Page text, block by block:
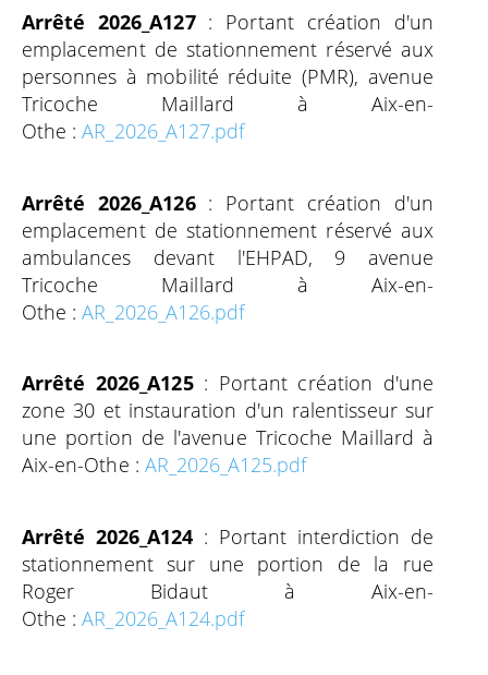
Arrêté 2026_A127: Portant création d'un
emplacement de stationnement réservé aux
personnes à mobilité réduite (PMR), avenue
Tricoche Maillard à Aix-en-
Othe :AR_2026_A127.pdf
Arrêté 2026_A126: Portant création d'un
emplacement de stationnement réservé aux
ambulances devant l'EHPAD, 9 avenue
Tricoche Maillard à Aix-en-
Othe :AR_2026_A126.pdf
Arrêté 2026_A125: Portant création d'une
zone 30 et instauration d'un ralentisseur sur
une portion de l'avenue Tricoche Maillard à
Aix-en-Othe : AR_2026_A125.pdf
Arrêté 2026_A124 : Portant interdiction de
stationnement sur une portion de la rue
Roger Bidaut à Aix-en-
Othe :AR_2026_A124.pdf